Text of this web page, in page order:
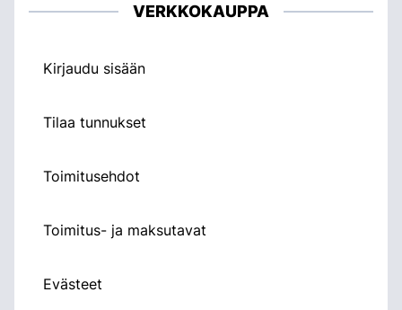
VERKKOKAUPPA
Kirjaudu sisään
Tilaa tunnukset
Toimitusehdot
Toimitus- ja maksutavat
Evästeet